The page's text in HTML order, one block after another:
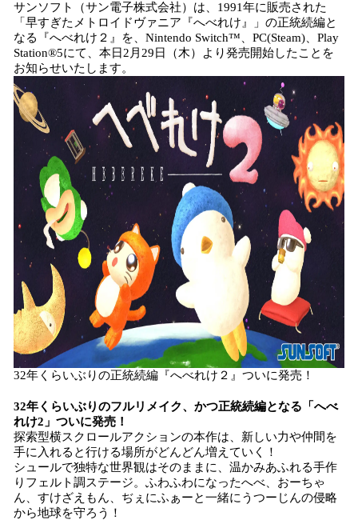
！
数
を
読
み
込
み
中
サンソフト（サン電子株式会社）は、1991年に販売された
「早すぎたメトロイドヴァニア『へべれけ』」の正統続編と
なる『へべれけ２』を、Nintendo Switch™、PC(Steam)、Play
Station®5にて、本日2月29日（木）より発売開始したことを
お知らせいたします。
32年くらいぶりの正統続編『へべれけ２』ついに発売！
32年くらいぶりのフルリメイク、かつ正統続編となる「へべ
れけ2」ついに発売！
探索型横スクロールアクションの本作は、新しい力や仲間を
手に入れると行ける場所がどんどん増えていく！
シュールで独特な世界観はそのままに、温かみあふれる手作
りフェルト調ステージ。ふわふわになったへべ、おーちゃ
ん、すけざえもん、ぢぇにふぁーと一緒にうつーじんの侵略
から地球を守ろう！